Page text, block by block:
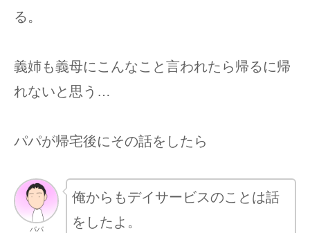
る。
義姉も義母にこんなこと言われたら帰るに帰
れないと思う…
パパが帰宅後にその話をしたら
パパ
俺からもデイサービスのことは話
をしたよ。